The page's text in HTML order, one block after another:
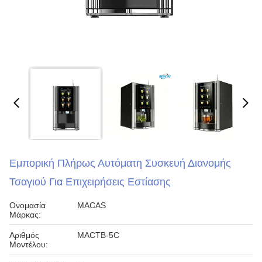
Εμπορική Πλήρως Αυτόματη Συσκευή Διανομής
Τσαγιού Για Επιχειρήσεις Εστίασης
Ονομασία
Μάρκας:
MACAS
Αριθμός
Μοντέλου:
MACTB-5C